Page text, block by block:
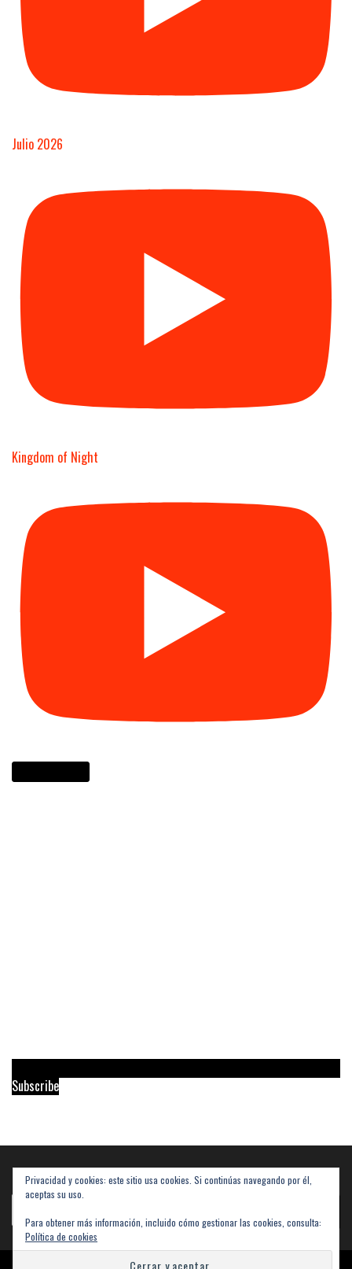
Julio 2026
Kingdom of Night
Subscribe
Buscar
Privacidad y cookies: este sitio usa cookies. Si continúas navegando por él,
aceptas su uso.
Para obtener más información, incluido cómo gestionar las cookies, consulta:
Política de cookies